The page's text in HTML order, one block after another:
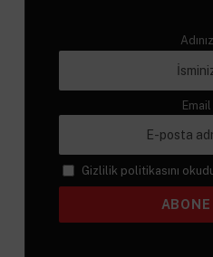
Adınız
Email
Gizlilik politikasını